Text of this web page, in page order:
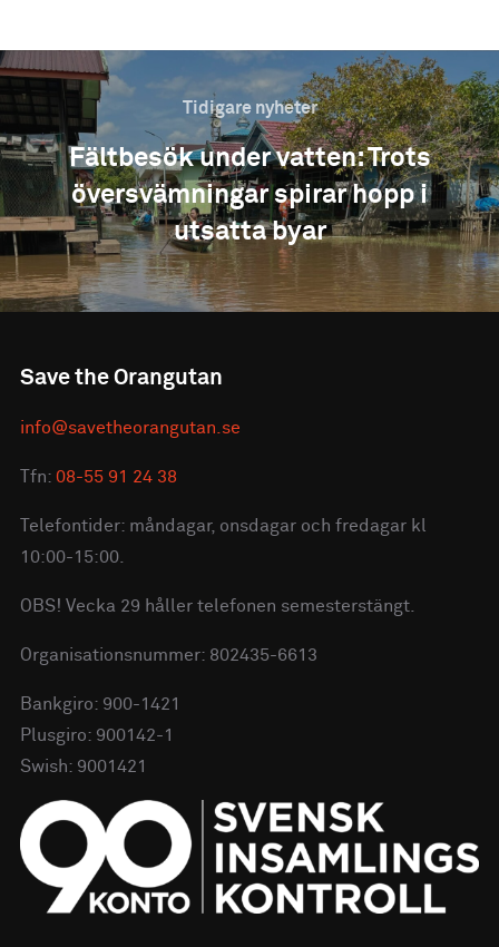
Tidigare nyheter
Fältbesök under vatten: Trots
översvämningar spirar hopp i
utsatta byar
Save the Orangutan
info@savetheorangutan.se
Tfn: 08-55 91 24 38
Telefontider: måndagar, onsdagar och fredagar kl
10:00-15:00.
OBS! Vecka 29 håller telefonen semesterstängt.
Organisationsnummer: 802435-6613
Bankgiro: 900-1421
Plusgiro: 900142-1
Swish: 9001421